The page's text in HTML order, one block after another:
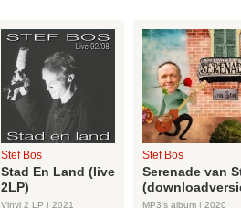
Stef Bos
Stad En Land (live
2LP)
Vinyl 2 LP | 2021
Stef Bos
Serenade van
MP3's album | 2020